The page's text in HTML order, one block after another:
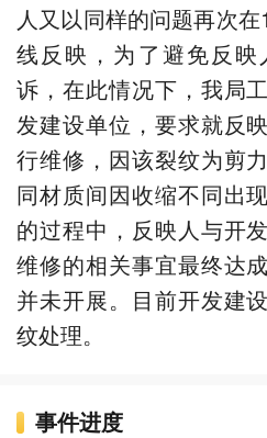
人又以同样的问题再次
线反映，为了避免反
诉，在此情况下，我局
发建设单位，要求就反
行维修，因该裂纹为剪
同材质间因收缩不同出
的过程中，反映人与开
维修的相关事宜最终达
并未开展。目前开发建
纹处理。
事件进度